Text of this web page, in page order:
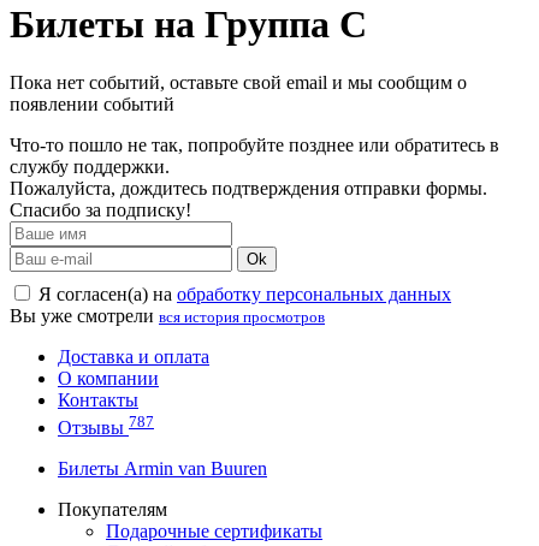
Билеты на Группа C
Пока нет событий, оставьте свой email и мы сообщим о
появлении событий
Что-то пошло не так, попробуйте позднее или обратитесь в
службу поддержки.
Пожалуйста, дождитесь подтверждения отправки формы.
Спасибо за подписку!
Ok
Я согласен(а) на обработку персональных данных
Вы уже смотрели вся история просмотров
Доставка и оплата
О компании
Контакты
Отзывы 787
Билеты Armin van Buuren
Покупателям
Подарочные сертификаты